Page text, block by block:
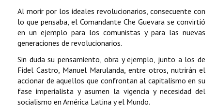
Al morir por los ideales revolucionarios, consecuente con
lo que pensaba, el Comandante Che Guevara se convirtió
en un ejemplo para los comunistas y para las nuevas
generaciones de revolucionarios.
Sin duda su pensamiento, obra y ejemplo, junto a los de
Fidel Castro, Manuel Marulanda, entre otros, nutrirán el
accionar de aquellos que confrontan al capitalismo en su
fase imperialista y asumen la vigencia y necesidad del
socialismo en América Latina y el Mundo.